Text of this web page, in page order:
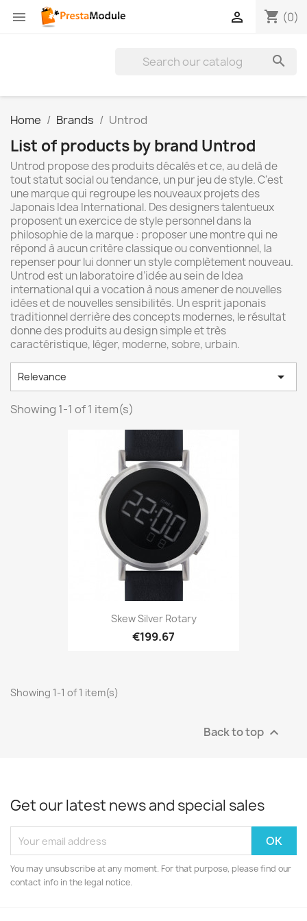
 shopping_cart (0)


Home Brands Untrod
List of products by brand Untrod
Untrod propose des produits décalés et ce, au delà de
tout statut social ou tendance, un pur jeu de style. C'est
une marque qui regroupe les nouveaux projets des
Japonais Idea International. Des designers talentueux
proposent un exercice de style personnel dans la
philosophie de la marque : proposer une montre qui ne
répond à aucun critère classique ou conventionnel, la
repenser pour lui donner un style complètement nouveau.
Untrod est un laboratoire d’idée au sein de Idea
international qui a vocation à nous amener de nouvelles
idées et de nouvelles sensibilités. Un esprit japonais
traditionnel derrière des concepts modernes, le résultat
donne des produits au design simple et très
caractéristique, léger, moderne, sobre, urbain.
Relevance 
Showing 1-1 of 1 item(s)
Skew Silver Rotary
€199.67
Showing 1-1 of 1 item(s)
Back to top 
Get our latest news and special sales
You may unsubscribe at any moment. For that purpose, please find our
contact info in the legal notice.